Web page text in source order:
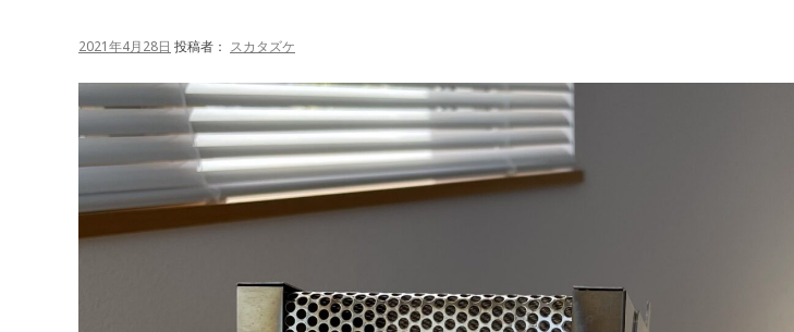
2021年4月28日 投稿者： スカタズケ